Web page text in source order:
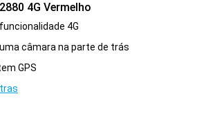
4G Vermelho
4G
câmara na parte de trás
GPS